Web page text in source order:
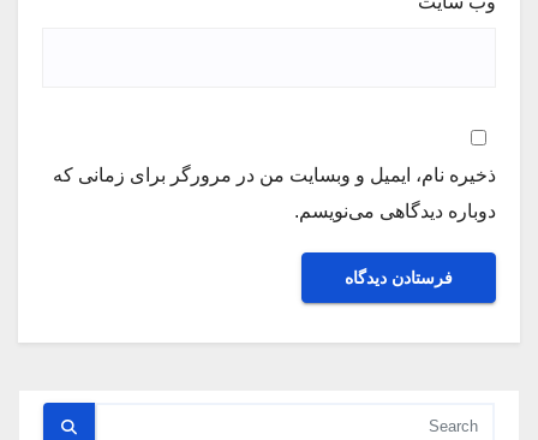
ذخیره نام، ایمیل و وبسایت من در مرورگر برای زمانی که
دوباره دیدگاهی می‌نویسم.